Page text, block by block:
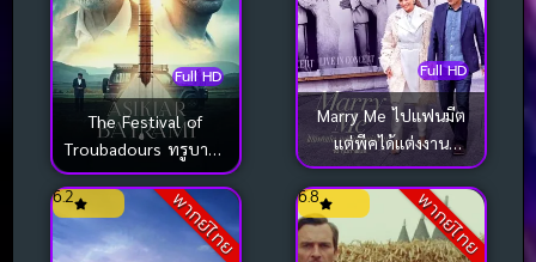
Full HD
The Festival of
Troubadours ทรูบาดูร์
ทำนองชีวิต (2022)
Full HD
Marry Me ไปแฟนมีต
แต่พีคได้แต่งงาน
(2022)
พากย์ไทย
6.2 พากย์ไทย
6.8